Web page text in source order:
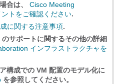
合は、 Cisco Meeting
トをご確認ください.
に関する注意事項.
サポートに関するその他の詳細
インフラストラクチャを
構成での VM 配置のモデル化に
を参照してください。